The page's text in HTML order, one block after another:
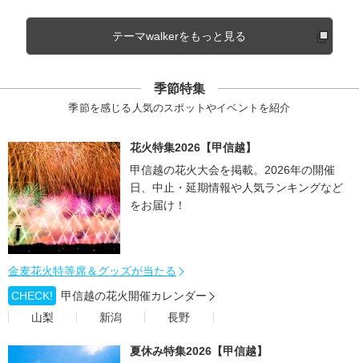
テーマwalkerをもっと見る
季節特集
季節を感じる人気のスポットやイベントを紹介
花火特集2026【甲信越】
甲信越の花火大会を掲載。2026年の開催
日、中止・延期情報や人気ランキングなど
をお届け！
金麦花火特等席＆グッズが当たる
CHECK!
甲信越の花火開催カレンダー
山梨
新潟 長野
夏休み特集2026【甲信越】